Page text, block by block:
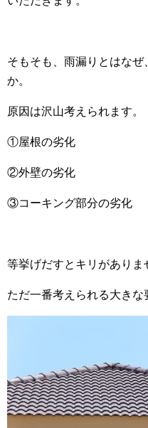
そもそも、雨漏りとはなぜ
か。
原因は沢山考えられます。
①屋根の劣化
②外壁の劣化
③コーキング部分の劣化
等挙げだすとキリがありま
ただ一番考えられる大きな